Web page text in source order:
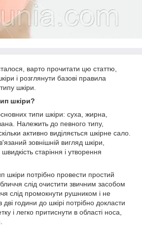
варто прочитати цю статтю,
і розглянути базові правила
шкіри.
шкіри?
типи шкіри: суха, жирна,
Належить до певного типу,
активно виділяється шкірне сало.
зовнішній вигляд шкіри,
швидкість старіння і утворення
шкіри потрібно провести простий
слід очистити звичним засобом
слід промокнути рушником і не
години до шкірі потрібно докласти
і легко притиснути в області носа,